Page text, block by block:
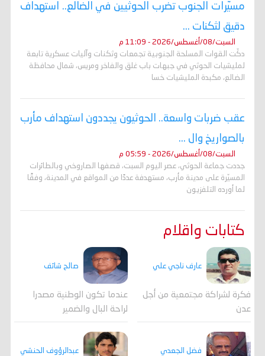
مسيّرات الجنوب تضرب الحوثيين في الضالع.. استهداف
دقيق لثكنات ...
السبت/08/أغسطس/2026 - 11:09 م
دكّت القوات المسلحة الجنوبية تجمعات وثكنات وآليات عسكرية تابعة
لمليشيات الحوثي في جبهات باب غلق والفاخر ومريس، شمال محافظة
الضالع، مكبدة المليشيات خسا
عقب ضربات واسعة.. الحوثيون يجددون استهداف مأرب
بالصواريخ وال ...
السبت/08/أغسطس/2026 - 05:59 م
جددت جماعة الحوثي، عصر اليوم السبت، قصفها الصاروخي وبالطائرات
المسيّرة على مدينة مأرب، مستهدفة عددًا من المواقع في المدينة، وفقًا
لما أورده التلفزيون
كتابات واقلام
عارف ناجي علي
فكرة لشراكة مجتمعية من أجل
عدن
صالح شائف
عندما تكون الوطنية مصدرا
لراحة البال والضمير
فضل الجعدي عبدالرؤوف الحنشي